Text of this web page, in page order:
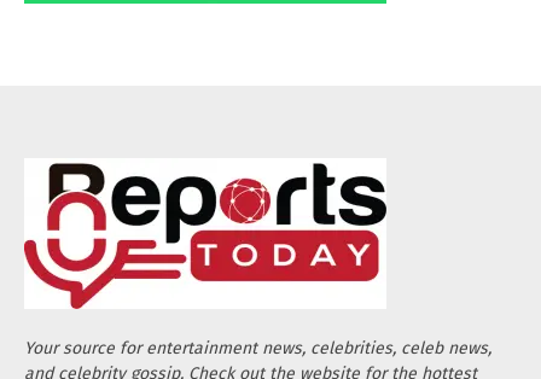
Your source for entertainment news, celebrities, celeb news,
and celebrity gossip. Check out the website for the hottest